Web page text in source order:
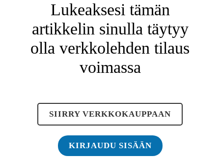
Lukeaksesi tämän
artikkelin sinulla täytyy
olla verkkolehden tilaus
voimassa
SIIRRY VERKKOKAUPPAAN
KIRJAUDU SISÄÄN